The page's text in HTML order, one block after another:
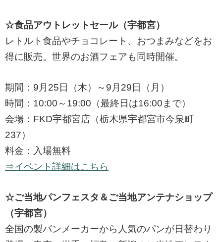
☆食品アウトレットセール（宇都宮）
レトルト食品やチョコレート、おつまみなどをお
得に販売。世界のお酒フェアも同時開催。
期間：9月25日（木）～9月29日（月）
時間：10:00～19:00（最終日は16:00まで）
会場：FKD宇都宮店（栃木県宇都宮市今泉町
237）
料金：入場無料
⇒イベント詳細はこちら
☆ご当地パンフェスタ＆ご当地アンテナショップ
（宇都宮）
全国の製パンメーカーから人気のパンが日替わり